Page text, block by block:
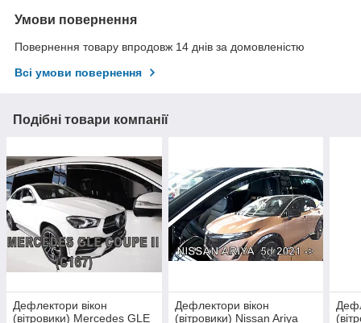
Умови повернення
Повернення товару впродовж 14 днів за домовленістю
Всі умови повернення
Подібні товари компанії
Дефлектори вікон
(вітровики) Mercedes GLE
Дефлектори вікон
(вітровики) Nissan Ariya